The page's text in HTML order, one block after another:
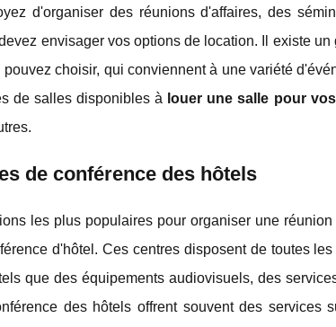
d'organiser des réunions d'affaires, des
envisager vos options de location. Il existe
pouvez choisir, qui conviennent à une variété
de salles disponibles à louer une salle pour
de conférence des hôtels
les plus populaires pour organiser une
d'hôtel. Ces centres disposent de toutes
que des équipements audiovisuels, des
des hôtels offrent souvent des